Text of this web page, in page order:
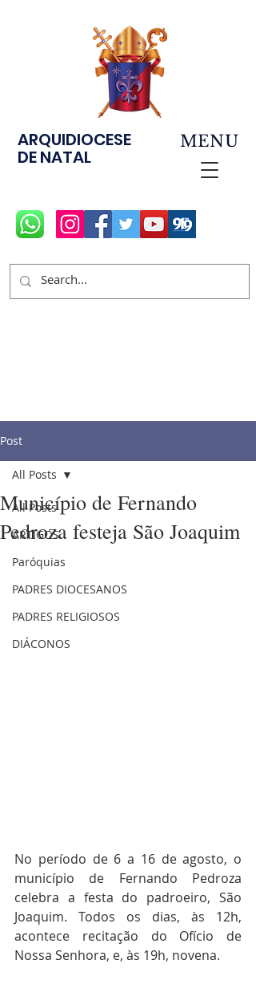
ARQUIDIOCESE
DE NATAL
MENU
Post
All Posts
ARTIGOS
Paróquias
PADRES DIOCESANOS
PADRES RELIGIOSOS
DIÁCONOS
All Posts
Município de Fernando
Pedroza festeja São Joaquim
No período de 6 a 16 de agosto, o
município de Fernando Pedroza
celebra a festa do padroeiro, São
Joaquim. Todos os dias, às 12h,
acontece recitação do Ofício de
Nossa Senhora, e, às 19h, novena.